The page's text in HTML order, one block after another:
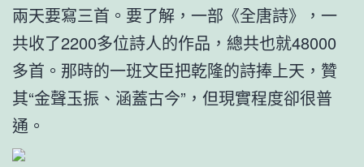
兩天要寫三首。要了解，一部《全唐詩》，一
共收了2200多位詩人的作品，總共也就48000
多首。那時的一班文臣把乾隆的詩捧上天，贊
其“金聲玉振、涵蓋古今”，但現實程度卻很普
通。